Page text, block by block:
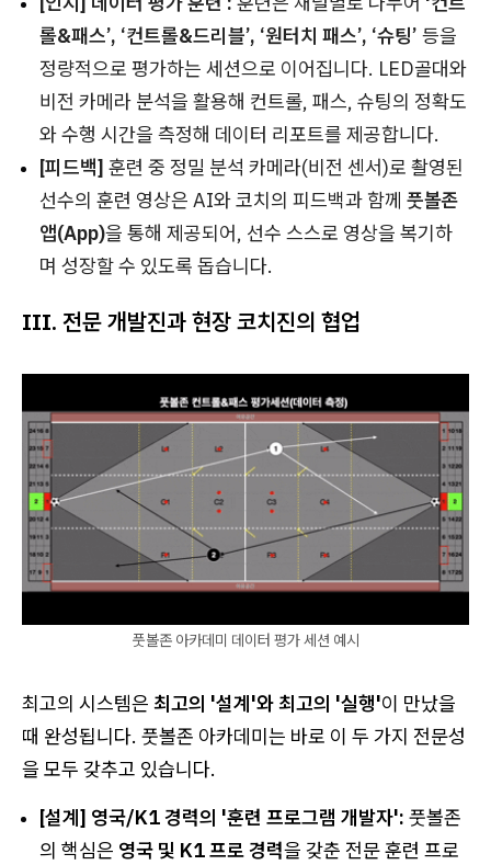
롤&패스’, ‘컨트롤&드리블’, ‘원터치 패스’, ‘슈팅’ 등을
정량적으로 평가하는 세션으로 이어집니다. LED골대와
비전 카메라 분석을 활용해 컨트롤, 패스, 슈팅의 정확도
와 수행 시간을 측정해 데이터 리포트를 제공합니다.
[피드백] 훈련 중 정밀 분석 카메라(비전 센서)로 촬영된
선수의 훈련 영상은 AI와 코치의 피드백과 함께 풋볼존
앱(App)을 통해 제공되어, 선수 스스로 영상을 복기하
며 성장할 수 있도록 돕습니다.
III. 전문 개발진과 현장 코치진의 협업
풋볼존 아카데미 데이터 평가 세션 예시
최고의 시스템은 최고의 '설계'와 최고의 '실행'이 만났을
때 완성됩니다. 풋볼존 아카데미는 바로 이 두 가지 전문성
을 모두 갖추고 있습니다.
[설계] 영국/K1 경력의 '훈련 프로그램 개발자': 풋볼존
의 핵심은 영국 및 K1 프로 경력을 갖춘 전문 훈련 프로